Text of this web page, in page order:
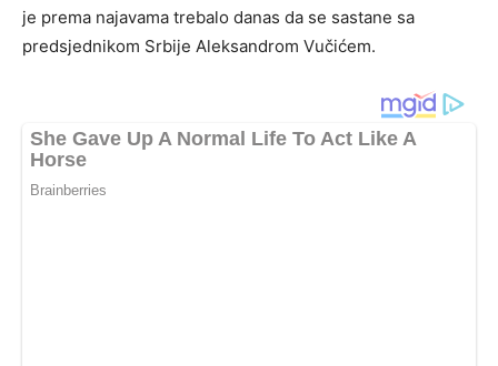
je prema najavama trebalo danas da se sastane sa
predsjednikom Srbije Aleksandrom Vučićem.